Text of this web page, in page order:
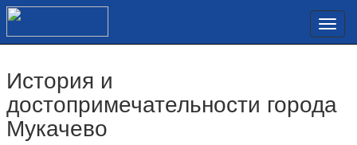
История и
достопримечательности города
Мукачево